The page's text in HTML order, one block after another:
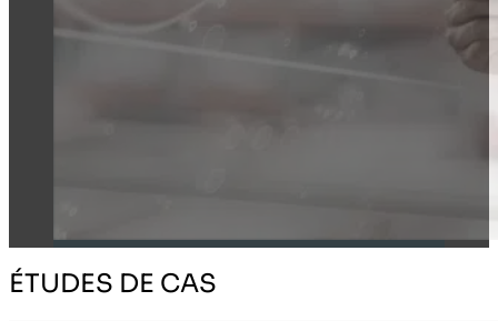
ÉTUDES DE CAS